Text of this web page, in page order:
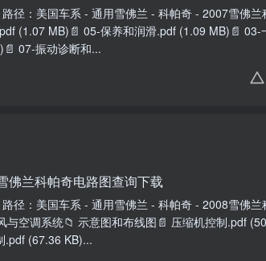
径：美国车系 - 通用雪佛兰 - 科帕奇 - 2007雪佛
(1.07 MB)📄 05-保养和润滑.pdf (1.09 MB)📄 03-
07-振动诊断和...
佛兰科帕奇电路图查询下载
径：美国车系 - 通用雪佛兰 - 科帕奇 - 2008雪佛
与空调系统📁 示意图和布线图📄 压缩机控制.pdf
.pdf (67.36 KB)...